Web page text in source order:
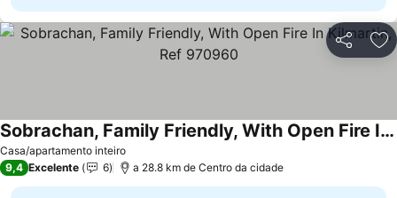
Partilhar
Casa/apartamento inteiro
Sobrachan, Family Friendly, With Open Fire In Kilmartin, Ref 970960
Ver preços
9,4 Excelente 6 a 28.8 km de Centro da cidade